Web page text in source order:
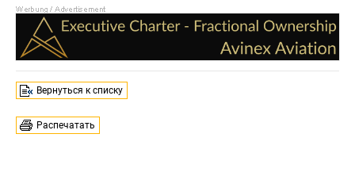
Вернуться к списку
Распечатать